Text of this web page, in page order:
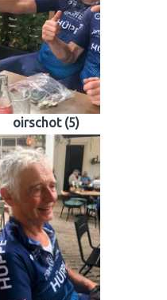
oirschot (5)